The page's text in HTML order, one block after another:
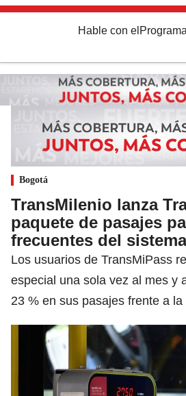
Hable con el Programa
Bogotá
TransMilenio lanza
paquete de pasajes
frecuentes del sistema
Los usuarios de TransMiPass
especial una sola vez al mes y
23 % en sus pasajes frente a